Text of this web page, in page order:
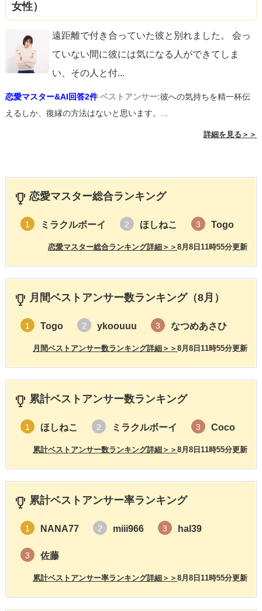
女性）
遠距離で付き合っていた彼と別れました。 会っ
ていない間に彼には気になる人ができてしま
い、その人と付...
恋愛マスター&AI回答2件 ベストアンサー:彼への気持ちを精一杯伝
えるしか、復縁の方法はないと思います。...
詳細を見る＞＞
恋愛マスター総合ランキング
1 ミラクルボーイ 2 ほしねこ 3 Togo
8月8日11時55分更新
恋愛マスター総合ランキング詳細＞＞
月間ベストアンサー数ランキング（8月）
1 Togo 2 ykoouuu 3 なつめあさひ
8月8日11時55分更新
月間ベストアンサー数ランキング詳細＞＞
累計ベストアンサー数ランキング
1 ほしねこ 2 ミラクルボーイ 3 Coco
8月8日11時55分更新
累計ベストアンサー数ランキング詳細＞＞
累計ベストアンサー率ランキング
1 NANA77 2 miii966 3 hal39
3 佐藤
8月8日11時55分更新
累計ベストアンサー率ランキング詳細＞＞